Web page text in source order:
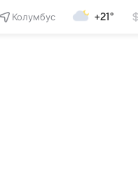
Колумбус +21°